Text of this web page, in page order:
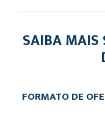
SAIBA MAIS
FORMATO DE